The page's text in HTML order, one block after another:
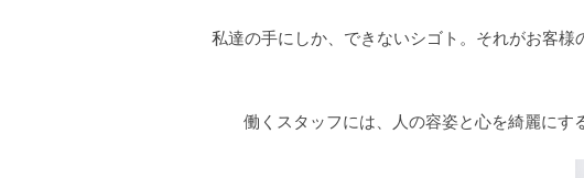
私達の手にしか、できないシゴト。それがお客
働くスタッフには、人の容姿と心を綺麗にす